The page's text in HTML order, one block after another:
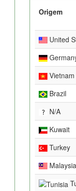
Origem
United
Vietnam
Brazil
N/A
Kuwait
Turkey
Malaysia